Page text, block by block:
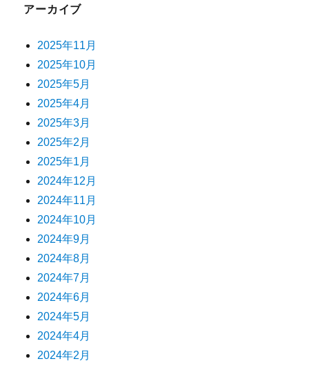
アーカイブ
2025年11月
2025年10月
2025年5月
2025年4月
2025年3月
2025年2月
2025年1月
2024年12月
2024年11月
2024年10月
2024年9月
2024年8月
2024年7月
2024年6月
2024年5月
2024年4月
2024年2月